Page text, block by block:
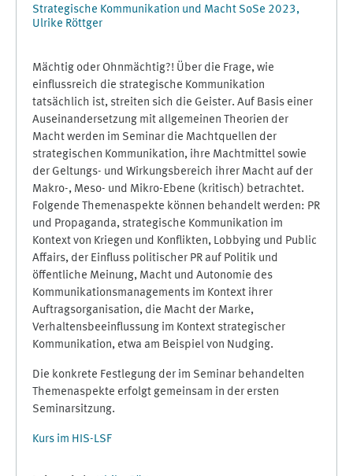
Strategische Kommunikation und Macht SoSe 2023,
Ulrike Röttger
Mächtig oder Ohnmächtig?! Über die Frage, wie
einflussreich die strategische Kommunikation
tatsächlich ist, streiten sich die Geister. Auf Basis einer
Auseinandersetzung mit allgemeinen Theorien der
Macht werden im Seminar die Machtquellen der
strategischen Kommunikation, ihre Machtmittel sowie
der Geltungs- und Wirkungsbereich ihrer Macht auf der
Makro-, Meso- und Mikro-Ebene (kritisch) betrachtet.
Folgende Themenaspekte können behandelt werden: PR
und Propaganda, strategische Kommunikation im
Kontext von Kriegen und Konflikten, Lobbying und Public
Affairs, der Einfluss politischer PR auf Politik und
öffentliche Meinung, Macht und Autonomie des
Kommunikationsmanagements im Kontext ihrer
Auftragsorganisation, die Macht der Marke,
Verhaltensbeeinflussung im Kontext strategischer
Kommunikation, etwa am Beispiel von Nudging.
Die konkrete Festlegung der im Seminar behandelten
Themenaspekte erfolgt gemeinsam in der ersten
Seminarsitzung.
Kurs im HIS-LSF